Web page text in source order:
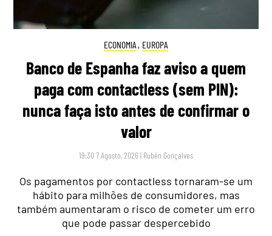
ECONOMIA , EUROPA
Banco de Espanha faz aviso a quem
paga com contactless (sem PIN):
nunca faça isto antes de confirmar o
valor
19:30 7 Agosto, 2026 | Rubén Gonçalves
Os pagamentos por contactless tornaram-se um
hábito para milhões de consumidores, mas
também aumentaram o risco de cometer um erro
que pode passar despercebido